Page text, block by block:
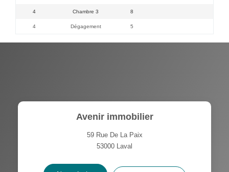
4 Chambre 3 8
4 Dégagement 5
Avenir immobilier
59 Rue De La Paix
53000 Laval